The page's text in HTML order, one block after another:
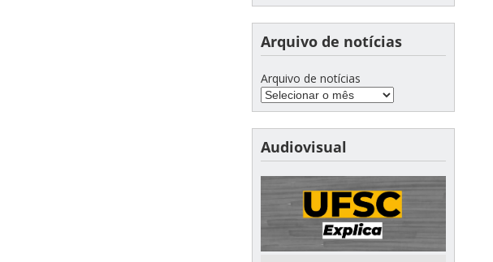
Arquivo de notícias
Arquivo de notícias
Audiovisual